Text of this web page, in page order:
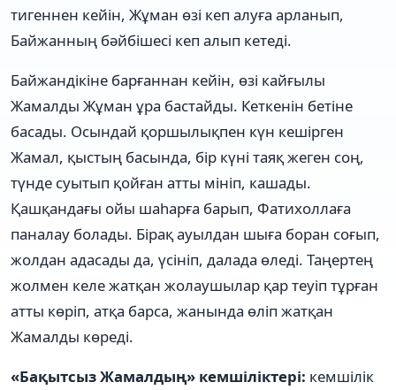
тигеннен кейін, Жұман өзі кеп алуға арланып,
Байжанның бəйбішесі кеп алып кетеді.
Байжандікіне барғаннан кейін, өзі кайғылы
Жамалды Жұман ұра бастайды. Кеткенін бетіне
басады. Осындай қоршылықпен күн кешірген
Жамал, қыстың басында, бір күні таяқ жеген соң,
түнде суытып қойған атты мініп, кашады.
Қашқандағы ойы шаһарға барып, Фатихоллаға
паналау болады. Бірақ ауылдан шыға боран соғып,
жолдан адасады да, үсініп, далада өледі. Таңертең
жолмен келе жатқан жолаушылар қар теуіп тұрған
атты көріп, атқа барса, жанында өліп жатқан
Жамалды көреді.
«Бақытсыз Жамалдың» кемшіліктері: кемшілік